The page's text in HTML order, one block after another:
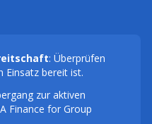
: Überprüfen
Einsatz bereit ist.
zur aktiven
Finance for Group